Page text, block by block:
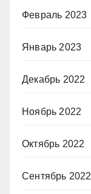
Февраль 2023
Январь 2023
Декабрь 2022
Ноябрь 2022
Октябрь 2022
Сентябрь 2022